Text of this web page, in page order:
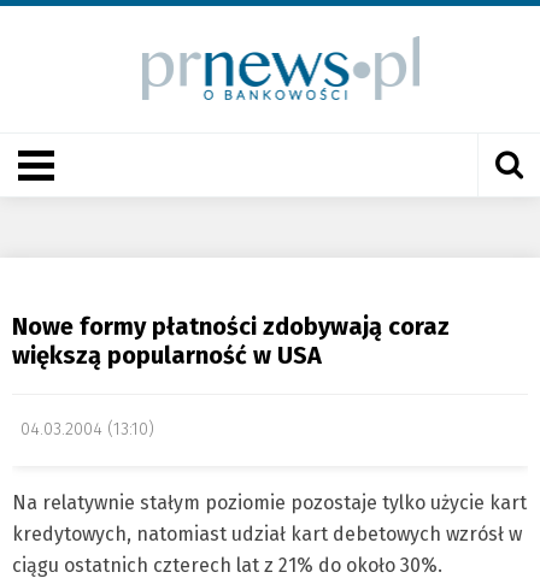
Nowe formy płatności zdobywają coraz
większą popularność w USA
04.03.2004 (13:10)
Na relatywnie stałym poziomie pozostaje tylko użycie kart
kredytowych, natomiast udział kart debetowych wzrósł w
ciągu ostatnich czterech lat z 21% do około 30%.